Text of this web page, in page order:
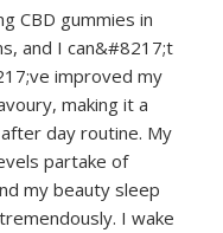
CBD gummies in
and I can&#8217;t
improved my
making it a
day routine. My
partake of
my beauty sleep
I wake